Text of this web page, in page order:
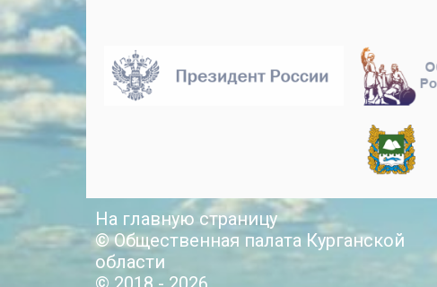
На главную страницу
© Общественная палата Курганской
области